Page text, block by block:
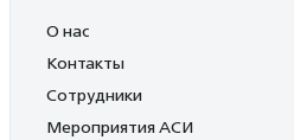
О нас
Контакты
Сотрудники
Мероприятия АСИ